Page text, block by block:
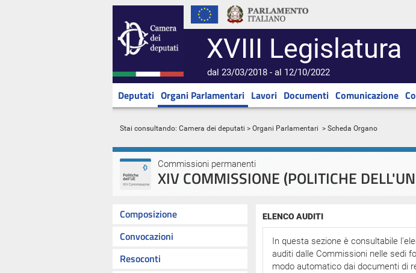
XVIII Legislatura
dal 23/03/2018 - al 12/10/2022
Deputati Organi Parlamentari Lavori Documenti Comunicazione
Stai consultando: Camera dei deputati > Organi Parlamentari > Scheda Organo
Commissioni permanenti
XIV COMMISSIONE (POLITICHE
Composizione
Convocazioni
Resoconti
ELENCO AUDITI
In questa sezione è consultabile
auditi dalle Commissioni nelle sedi
modo automatico dai documenti di